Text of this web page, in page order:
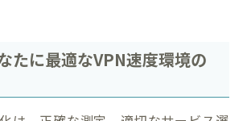
たに最適なVPN速度環境の